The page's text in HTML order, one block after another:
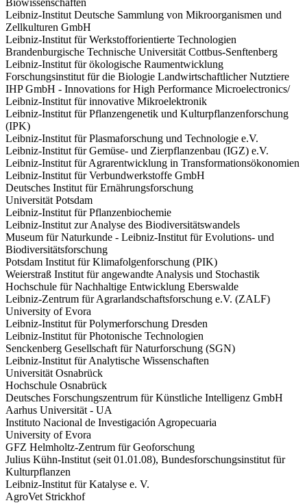
Leibniz-Institut Deutsche Sammlung von Mikroorganismen und
Zellkulturen GmbH
Leibniz-Institut für Werkstofforientierte Technologien
Brandenburgische Technische Universität Cottbus-Senftenberg
Leibniz-Institut für ökologische Raumentwicklung
Forschungsinstitut für die Biologie Landwirtschaftlicher Nutztiere
IHP GmbH - Innovations for High Performance Microelectronics/
Leibniz-Institut für innovative Mikroelektronik
Leibniz-Institut für Pflanzengenetik und Kulturpflanzenforschung
(IPK)
Leibniz-Institut für Plasmaforschung und Technologie e.V.
Leibniz-Institut für Gemüse- und Zierpflanzenbau (IGZ) e.V.
Leibniz-Institut für Agrarentwicklung in Transformationsökonomien
Leibniz-Institut für Verbundwerkstoffe GmbH
Deutsches Institut für Ernährungsforschung
Universität Potsdam
Leibniz-Institut für Pflanzenbiochemie
Leibniz-Institut zur Analyse des Biodiversitätswandels
Museum für Naturkunde - Leibniz-Institut für Evolutions- und
Biodiversitätsforschung
Potsdam Institut für Klimafolgenforschung (PIK)
Weierstraß Institut für angewandte Analysis und Stochastik
Hochschule für Nachhaltige Entwicklung Eberswalde
Leibniz-Zentrum für Agrarlandschaftsforschung e.V. (ZALF)
University of Evora
Leibniz-Institut für Polymerforschung Dresden
Leibniz-Institut für Photonische Technologien
Senckenberg Gesellschaft für Naturforschung (SGN)
Leibniz-Institut für Analytische Wissenschaften
Universität Osnabrück
Hochschule Osnabrück
Deutsches Forschungszentrum für Künstliche Intelligenz GmbH
Aarhus Universität - UA
Instituto Nacional de Investigación Agropecuaria
University of Evora
GFZ Helmholtz-Zentrum für Geoforschung
Julius Kühn-Institut (seit 01.01.08), Bundesforschungsinstitut für
Kulturpflanzen
Leibniz-Institut für Katalyse e. V.
AgroVet Strickhof